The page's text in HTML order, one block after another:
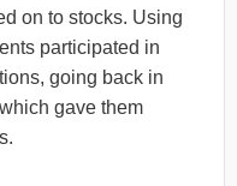
on to stocks. Using
participated in
going back in
gave them